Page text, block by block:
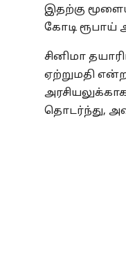
இதற்கு
கோடி ரூபாய்
சினிமா
ஏற்றுமதி
தொடர்ந்து,